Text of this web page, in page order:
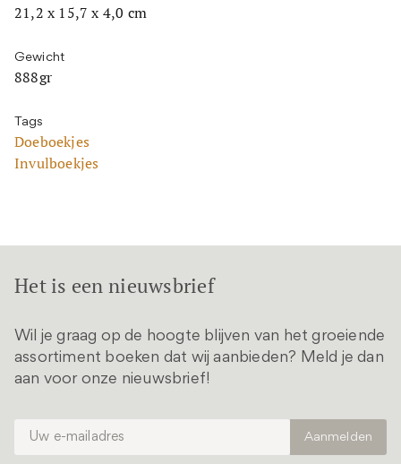
21,2 x 15,7 x 4,0 cm
Gewicht
888gr
Tags
Doeboekjes
Invulboekjes
Het is een nieuwsbrief
Wil je graag op de hoogte blijven van het groeiende
assortiment boeken dat wij aanbieden? Meld je dan
aan voor onze nieuwsbrief!